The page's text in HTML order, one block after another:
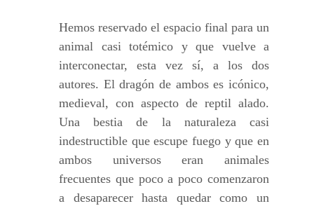
Hemos reservado el espacio final para un
animal casi totémico y que vuelve a
interconectar, esta vez sí, a los dos
autores. El dragón de ambos es icónico,
medieval, con aspecto de reptil alado.
Una bestia de la naturaleza casi
indestructible que escupe fuego y que en
ambos universos eran animales
frecuentes que poco a poco comenzaron
a desaparecer hasta quedar como un